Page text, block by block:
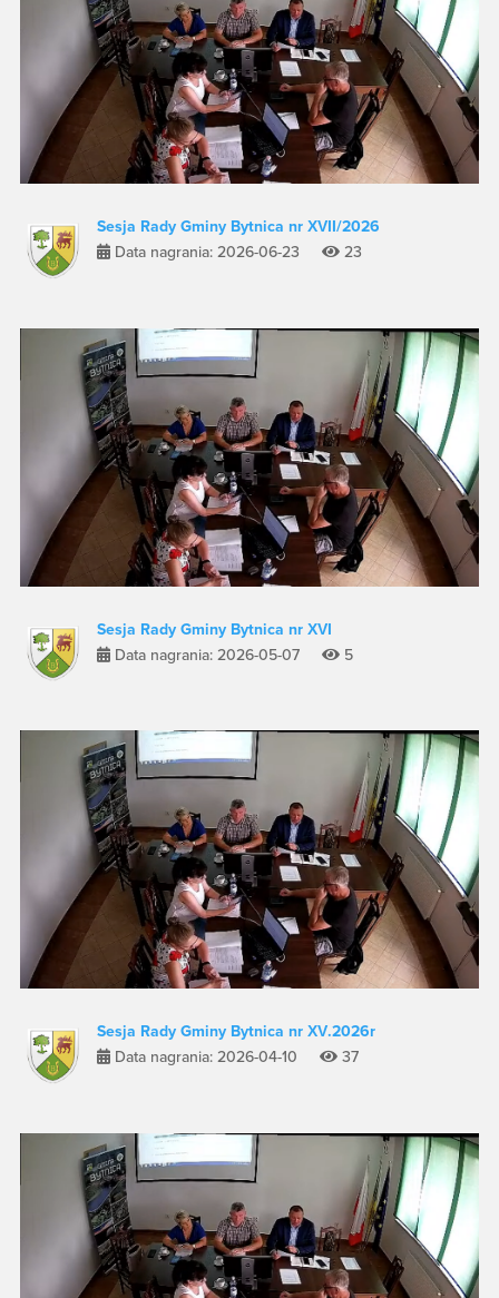
Sesja Rady Gminy Bytnica nr XVII/2026
Data nagrania: 2026-06-23
23
Sesja Rady Gminy Bytnica nr XVI
Data nagrania: 2026-05-07
5
Sesja Rady Gminy Bytnica nr XV.2026r
Data nagrania: 2026-04-10
37